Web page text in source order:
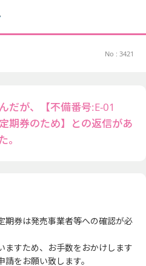
No : 3421
だが、【不備番号:E-01
期券のため】との返信があ
。
期券は発売事業者等への確認が必
ますため、お手数をおかけします
をお願い致します。